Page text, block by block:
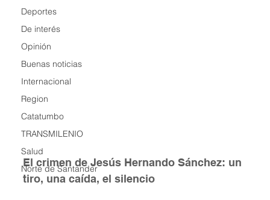
Deportes
De interés
Opinión
Buenas noticias
Internacional
Region
Catatumbo
TRANSMILENIO
Salud
Norte de Santander
El crimen de Jesús Hernando Sánchez: un
tiro, una caída, el silencio